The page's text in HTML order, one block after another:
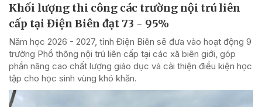
Khối lượng thi công các trường nội trú liên
cấp tại Điện Biên đạt 73 - 95%
Năm học 2026 - 2027, tỉnh Điện Biên sẽ đưa vào hoạt động 9
trường Phổ thông nội trú liên cấp tại các xã biên giới, góp
phần nâng cao chất lượng giáo dục và cải thiện điều kiện học
tập cho học sinh vùng khó khăn.